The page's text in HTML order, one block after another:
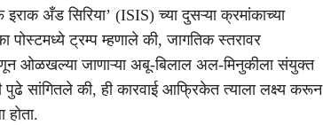
अँड सिरिया’ (ISIS) च्या दुसऱ्या क्रमांकाच्या
पोस्टमध्ये ट्रम्प म्हणाले की, जागतिक स्तरावर
ओळखल्या जाणाऱ्या अबू-बिलाल अल-मिनुकीला संयुक्त
पुढे सांगितले की, ही कारवाई आफ्रिकेत त्याला लक्ष्य करून